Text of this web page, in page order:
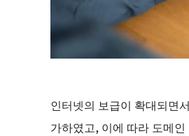
인터넷의 보급이 확대되면
가하였고, 이에 따라 도메